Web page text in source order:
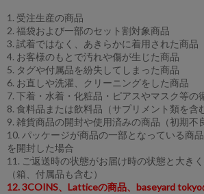
1. 受注生産の商品
2. 福袋および一部のセット割対象商品
3. 試着ではなく、あきらかに着用された商品
4. お客様のもとで汚れや傷が生じた商品
5. タグや付属品を紛失してしまった商品
6. お直しや洗濯、クリーニングをした商品
7. 下着・水着・化粧品・ピアスやマスク等の
8. 食料品または飲料品（サプリメント類を含
9. 雑貨商品の開封や使用済みの商品（初期不
10. パッケージが商品の一部となっている商
を開封した場合
11. ご返送時の状態がお届け時の状態と大き
（箱、付属品も含む）
12. 3COINS、Latticeの商品、baseyard